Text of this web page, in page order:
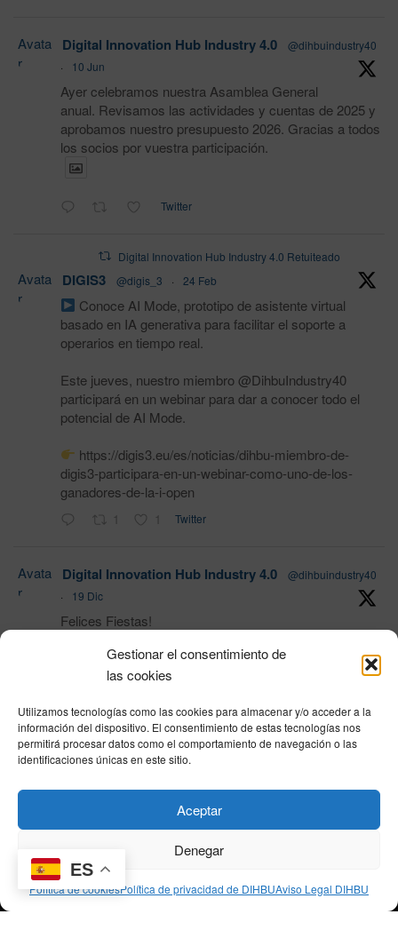
Gestionar el consentimiento de
las cookies
Utilizamos tecnologías como las cookies para almacenar y/o acceder a la
información del dispositivo. El consentimiento de estas tecnologías nos
permitirá procesar datos como el comportamiento de navegación o las
identificaciones únicas en este sitio.
Aceptar
Denegar
Política de cookiesPolítica de privacidad de DIHBUAviso Legal DIHBU
Avata
r
Digital Innovation Hub Industry 4.0
@dihbuindustry40
·
10 Jun
Ayer celebramos nuestra Asamblea General
anual. Revisamos las actividades y cuentas de 2025 y
aprobamos nuestro presupuesto 2026. Gracias a todos
los socios por vuestra participación.
Twitter
Digital Innovation Hub Industry 4.0 Retuiteado
Avata
r
DIGIS3 @digis_3 · 24 Feb
Conoce AI Mode, prototipo de asistente virtual
basado en IA generativa para facilitar el soporte a
operarios en tiempo real.
Este jueves, nuestro miembro @DihbuIndustry40
participará en un webinar para dar a conocer todo el
potencial de AI Mode.
https://digis3.eu/es/noticias/dihbu-miembro-de-
digis3-participara-en-un-webinar-como-uno-de-los-
ganadores-de-la-i-open
1 1 Twitter
Avata
r
Digital Innovation Hub Industry 4.0
@dihbuindustry40
·
19 Dic
Felices Fiestas!
1 Twitter
Load More
Política de privacidad|Aviso Legal|Política de cookies|DNSH|Trabaja con
ES